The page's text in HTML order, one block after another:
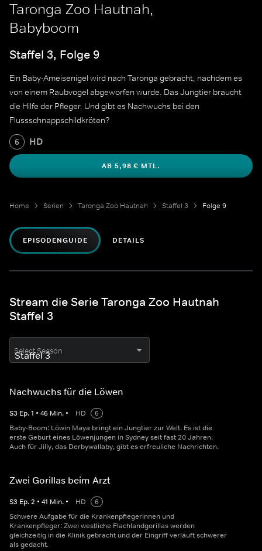
Taronga Zoo Hautnah,
Babyboom
Staffel 3, Folge 9
Ein Baby-Ameisenigel wird nach Taronga gebracht, nachdem es
von einem Raubvogel abgeworfen wurde. Das Jungtier braucht
die Hilfe der Pfleger. Und gibt es Nachwuchs bei den
Flussschnappschildkröten?
6 HD
AB 5,98 € MTL.
Home Serien Taronga Zoo Hautnah Staffel 3 Folge 9
EPISODENGUIDE DETAILS
Stream die Serie Taronga Zoo Hautnah
Staffel 3
Select Season
Nachwuchs für die Löwen
S3 Ep.1 • 46 Min. • HD
6
Baby-Boom: Löwin Maya bringt ein Jungtier zur Welt. Es ist die
erste Geburt eines Löwenjungen in Sydney seit fast 20 Jahren.
Auch für Jilly, das Derbywallaby, gibt es erfreuliche Nachrichten.
Zwei Gorillas beim Arzt
S3 Ep.2 • 41 Min. • HD
6
Schwere Aufgabe für die Krankenpflegerinnen und
Krankenpfleger: Zwei westliche Flachlandgorillas werden
gleichzeitig in die Klinik gebracht und der Eingriff verläuft schwerer
als gedacht.